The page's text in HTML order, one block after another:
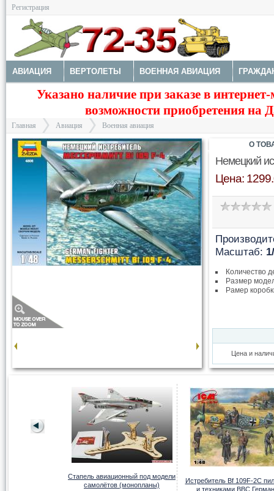
Регистрация
АВИАЦИЯ ВЕРТОЛЕТЫ ВОЕННАЯ АВИАЦИЯ
МОДЕЛИ КОРАБЛЕЙ И ПОДЛОДОК КОСМОС ЗДАНИЯ,
Указано наличие при заказе в
возможности приобретения на
Главная Авиация
>
Военная авиация
Немецкий
Цена:
Масштаб:
Количество
Размер
Рамер
Цена и
О
Стапель авиационный под модели
самолётов (монопланы)
Истребитель Bf 109F-2С
и техниками ВВС